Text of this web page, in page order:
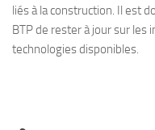
liés à la construction. Il est
BTP de rester à jour sur les
technologies disponibles.